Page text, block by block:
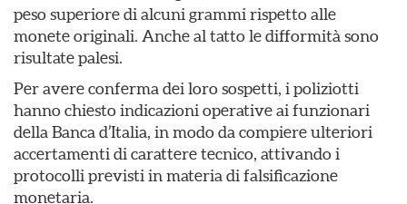
peso superiore di alcuni grammi rispetto alle
monete originali. Anche al tatto le difformità sono
risultate palesi.
Per avere conferma dei loro sospetti, i poliziotti
hanno chiesto indicazioni operative ai funzionari
della Banca d’Italia, in modo da compiere ulteriori
accertamenti di carattere tecnico, attivando i
protocolli previsti in materia di falsificazione
monetaria.